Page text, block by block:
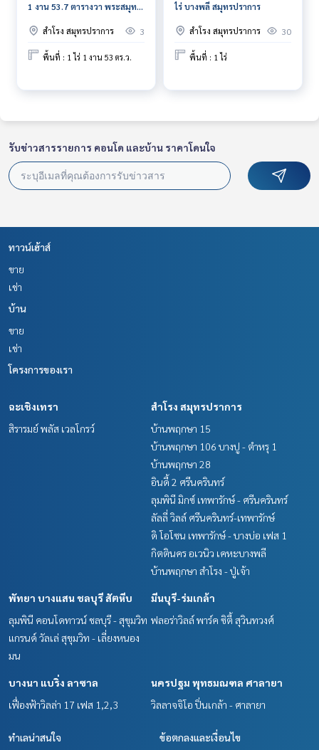
1 งาน 53.7 ตารางวา พระสมุทร
สำโรง สมุทรปราการ
3
พื้นที่ : 1 ไร่ 1 งาน 53 ตร.ว.
ไร่ บางพลี สมุทรปราการ
สำโรง สมุทรปราการ 30
พื้นที่ : 1 ไร่
รับข่าวสารรายการ คอนโด และบ้าน ราคาโดนใจ
ทาวน์เฮ้าส์
ขาย
เช่า
บ้าน
ขาย
เช่า
โครงการของเรา
ฉะเชิงเทรา
สิรารมย์ พลัส เวลโกรว์
สำโรง สมุทรปราการ
บ้านพฤกษา 15
บ้านพฤกษา 106 บางปู - ตำหรุ 1
บ้านพฤกษา 28
อินดี้ 2 ศรีนครินทร์
ลุมพินี มิกซ์ เทพารักษ์ - ศรีนครินทร์
ลัลลี่ วิลล์ ศรีนครินทร์-เทพารักษ์
ดิ โอโซน เทพารักษ์ - บางบ่อ เฟส 1
กิตตินคร อเวนิว เคหะบางพลี
บ้านพฤกษา สำโรง - ปู่เจ้า
พัทยา บางแสน ชลบุรี สัตหีบ
ลุมพินี คอนโดทาวน์ ชลบุรี - สุขุมวิท
แกรนด์ วัลเล่ สุขุมวิท - เลี่ยงหนอง
มน
มีนบุรี-ร่มเกล้า
ฟลอร่าวิลล์ พาร์ค ซิตี้ สุวินทวงศ์
บางนา แบริ่ง ลาซาล
เฟื่องฟ้าวิลล่า 17 เฟส 1,2,3
นครปฐม พุทธมณฑล ศาลายา
วิลลาจจิโอ ปิ่นเกล้า - ศาลายา
ทำเลน่าสนใจ ข้อตกลงและเงื่อนไข